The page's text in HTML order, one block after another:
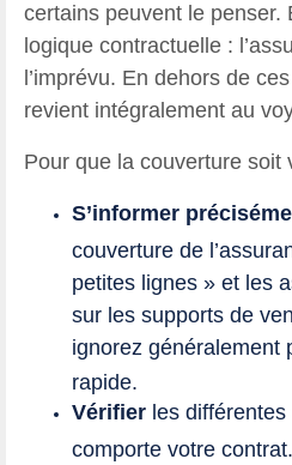
certains peuvent le penser.
logique contractuelle :
l’imprévu. En dehors de
revient intégralement au
Pour que la couverture soit
S’informer
couverture de
petites lignes » et les
sur les supports de
ignorez généralement
rapide.
Vérifier les
comporte votre